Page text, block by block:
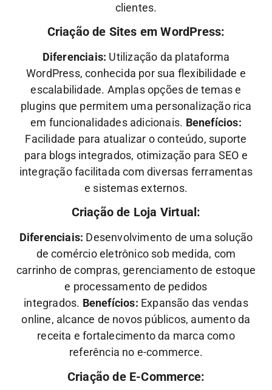
clientes.
Criação de Sites em WordPress:
Diferenciais: Utilização da plataforma
WordPress, conhecida por sua flexibilidade e
escalabilidade. Amplas opções de temas e
plugins que permitem uma personalização rica
em funcionalidades adicionais. Benefícios:
Facilidade para atualizar o conteúdo, suporte
para blogs integrados, otimização para SEO e
integração facilitada com diversas ferramentas
e sistemas externos.
Criação de Loja Virtual:
Diferenciais: Desenvolvimento de uma solução
de comércio eletrônico sob medida, com
carrinho de compras, gerenciamento de estoque
e processamento de pedidos
integrados. Benefícios: Expansão das vendas
online, alcance de novos públicos, aumento da
receita e fortalecimento da marca como
referência no e-commerce.
Criação de E-Commerce: